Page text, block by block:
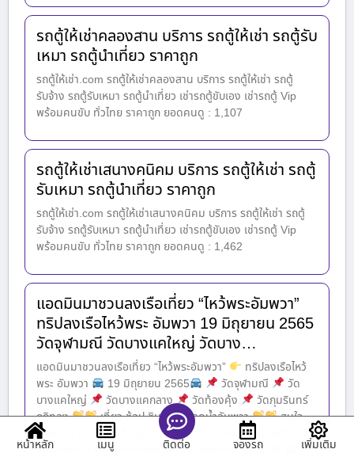
รถตู้ให้เช่าคลองสาน บริการ รถตู้ให้เช่า รถตู้รับ
เหมา รถตู้นำเที่ยว ราคาถูก
รถตู้ให้เช่า.com รถตู้ให้เช่าคลองสาน บริการ รถตู้ให้เช่า รถตู้
รับจ้าง รถตู้รับเหมา รถตู้นำเที่ยว เช่ารถตู้ขับเอง เช่ารถตู้ Vip
พร้อมคนขับ ทั่วไทย ราคาถูก ยอดคนดู : 1,107
รถตู้ให้เช่าเสนางคนิคม บริการ รถตู้ให้เช่า รถตู้
รับเหมา รถตู้นำเที่ยว ราคาถูก
รถตู้ให้เช่า.com รถตู้ให้เช่าเสนางคนิคม บริการ รถตู้ให้เช่า รถตู้
รับจ้าง รถตู้รับเหมา รถตู้นำเที่ยว เช่ารถตู้ขับเอง เช่ารถตู้ Vip
พร้อมคนขับ ทั่วไทย ราคาถูก ยอดคนดู : 1,462
แอดมินมาชวนลงเรือเที่ยว “ไหว้พระอัมพวา”
ทริปลงเรือไหว้พระ อัมพวา 19 มิถุยายน 2565
วัดจุฬามณี วัดบางแคใหญ่ วัดบาง…
แอดมินมาชวนลงเรือเที่ยว “ไหว้พระอัมพวา”
ทริปลงเรือไหว้
พระ อัมพวา
19 มิถุยายน 2565 วัดจุฬามณี
วัด
บางแคใหญ่
วัดบางแคกลาง วัดท้องคุ้ง
วัดภุมรินทร์
กุฏิทอง
เที่ยว ช้อป ชิม ชิล ตลาดน้ำอัมพวา
สนใจ
จองด่วน เปิดตู้ 2 แล้วครับ
ราคา 599 บาท
สนใจทริปนี้รีบ
หน้าหลัก เมนู ติดต่อ จองรถ เพิ่มเติม